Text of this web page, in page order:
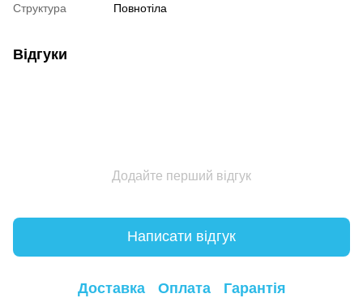
Структура
Повнотіла
Відгуки
Додайте перший відгук
Написати відгук
Доставка Оплата Гарантія